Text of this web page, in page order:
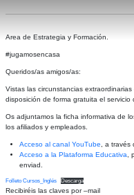
Area de Estrategia y Formación.
#jugamosencasa
Queridos/as amigos/as:
Vistas las circunstancias
disposición de forma gratuita el servicio
Os adjuntamos la ficha informativa de
los afiliados y empleados.
Acceso al canal YouTube , a
Acceso a la Plataforma Educativa ,
enviad.
Folleto Cursos_Inglés Descarga
Recibiréis las claves por –mail